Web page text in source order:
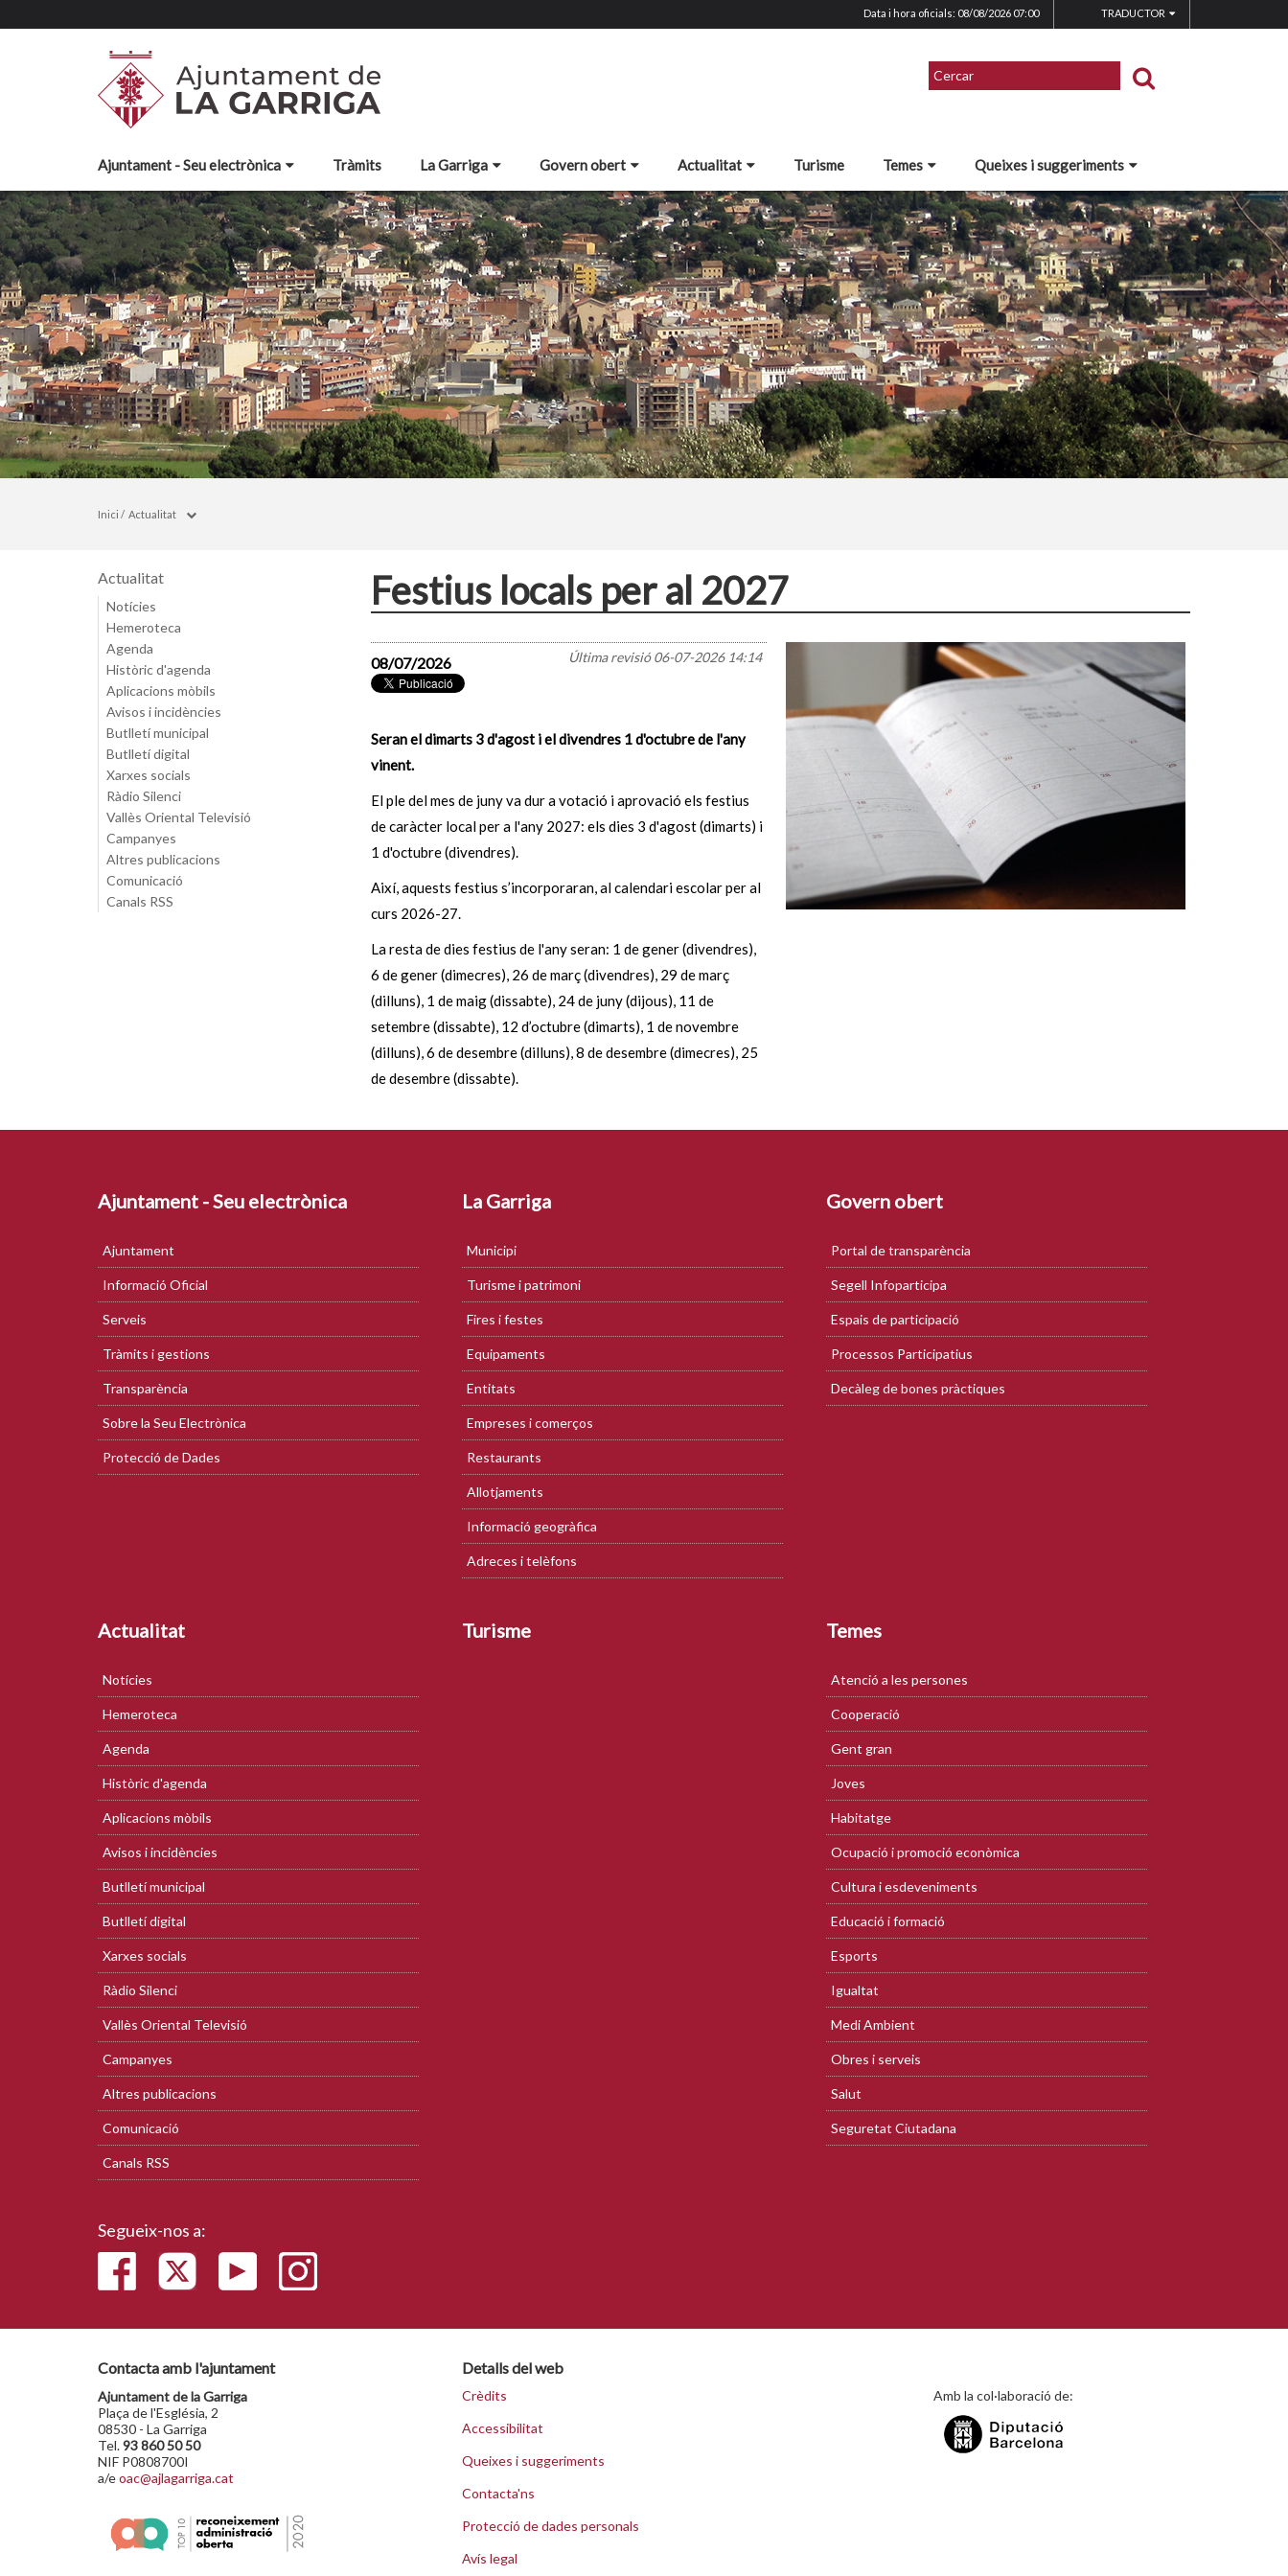
Data i hora oficials: 08/08/2026 07:00 TRADUCTOR
Ajuntament - Seu electrònica Tràmits La Garriga Govern obert Actualitat Turisme Temes Queixes i suggeriments
Inici / Actualitat
Actualitat
Notícies
Hemeroteca
Agenda
Històric d'agenda
Aplicacions mòbils
Avisos i incidències
Butlletí municipal
Butlletí digital
Xarxes socials
Ràdio Silenci
Vallès Oriental Televisió
Campanyes
Altres publicacions
Comunicació
Canals RSS
Festius locals per al 2027
Última revisió06-07-2026 14:14
08/07/2026
Seran el dimarts 3 d'agost i el divendres 1 d'octubre de l'any
vinent.
El ple del mes de juny va dur a votació i aprovació els festius
de caràcter local per a l'any 2027: els dies 3 d'agost (dimarts) i
1 d'octubre (divendres).
Així, aquests festius s’incorporaran, al calendari escolar per al
curs 2026-27.
La resta de dies festius de l'any seran: 1 de gener (divendres),
6 de gener (dimecres), 26 de març (divendres), 29 de març
(dilluns), 1 de maig (dissabte), 24 de juny (dijous), 11 de
setembre (dissabte), 12 d’octubre (dimarts), 1 de novembre
(dilluns), 6 de desembre (dilluns), 8 de desembre (dimecres), 25
de desembre (dissabte).
Ajuntament - Seu electrònica
Ajuntament
Informació Oficial
Serveis
Tràmits i gestions
Transparència
Sobre la Seu Electrònica
Protecció de Dades
La Garriga
Municipi
Turisme i patrimoni
Fires i festes
Equipaments
Entitats
Empreses i comerços
Restaurants
Allotjaments
Informació geogràfica
Adreces i telèfons
Govern obert
Portal de transparència
Segell Infoparticipa
Espais de participació
Processos Participatius
Decàleg de bones pràctiques
Actualitat
Notícies
Hemeroteca
Agenda
Històric d'agenda
Aplicacions mòbils
Avisos i incidències
Butlletí municipal
Butlletí digital
Xarxes socials
Ràdio Silenci
Vallès Oriental Televisió
Campanyes
Altres publicacions
Comunicació
Canals RSS
Turisme Temes
Atenció a les persones
Cooperació
Gent gran
Joves
Habitatge
Ocupació i promoció econòmica
Cultura i esdeveniments
Educació i formació
Esports
Igualtat
Medi Ambient
Obres i serveis
Salut
Seguretat Ciutadana
Segueix-nos a:
Contacta amb l'ajuntament
Ajuntament de la Garriga
Plaça de l'Església, 2
08530 - La Garriga
Tel.93 860 50 50
NIF P0808700I
a/eoac@ajlagarriga.cat
Detalls del web
Crèdits
Accessibilitat
Queixes i suggeriments
Contacta'ns
Protecció de dades personals
Avís legal
Amb la col·laboració de: